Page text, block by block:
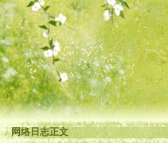
网络日志正文